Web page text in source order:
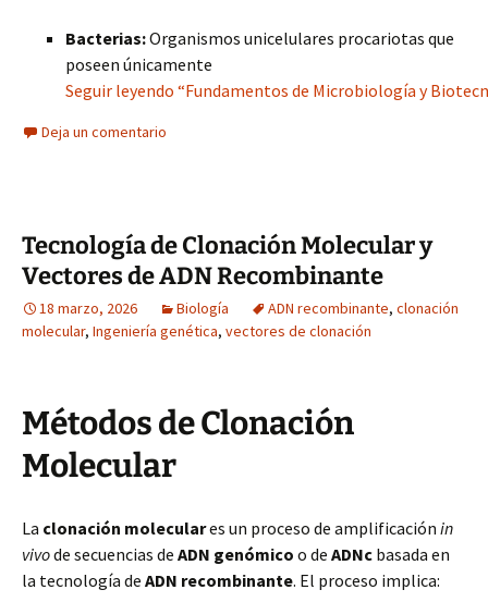
Bacterias:Organismos unicelulares procariotas que
poseen únicamente
Seguir leyendo “Fundamentos de Microbiología y
Deja un comentario
Tecnología de Clonación Molecular y
Vectores de ADN Recombinante
18 marzo, 2026 Biología ADN recombinante, clonación
molecular, Ingeniería genética, vectores de clonación
Métodos de Clonación
Molecular
La clonación moleculares un proceso de amplificación in
vivode secuencias de ADN genómico o de ADNc basada en
la tecnología de ADN recombinante. El proceso implica: